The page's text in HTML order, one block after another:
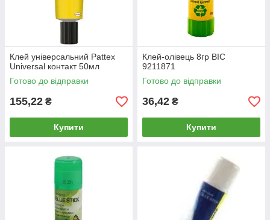
Клей універсальний Pattex
Universal контакт 50мл
Готово до відправки
155,22 ₴
Купити
Клей-олівець 8гр BIC
9211871
Готово до відправки
36,42 ₴
Купити